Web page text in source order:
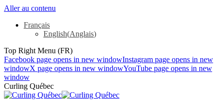
Aller au contenu
Français
English(Anglais)
Top Right Menu (FR)
Facebook page opens in new windowInstagram page opens in new
windowX page opens in new windowYouTube page opens in new
window
Curling Québec